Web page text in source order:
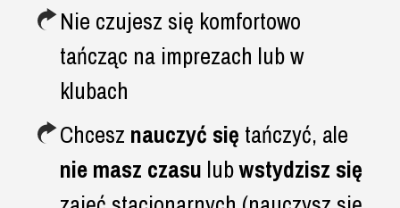
Nie czujesz się komfortowo
tańcząc na imprezach lub w
klubach
Chcesz nauczyć się tańczyć, ale
nie masz czasu lubwstydzisz się